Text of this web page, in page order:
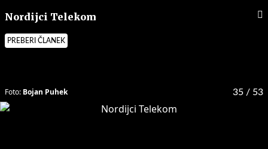
Nordijci Telekom
PREBERI ČLANEK
35 / 53
Foto: Bojan Puhek